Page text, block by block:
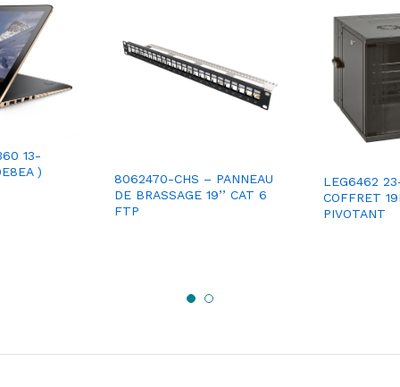
13-
)
8062470-CHS – PANNEAU
DE BRASSAGE 19’’ CAT 6
FTP
LEG6462
COFFRET
PIVOTANT